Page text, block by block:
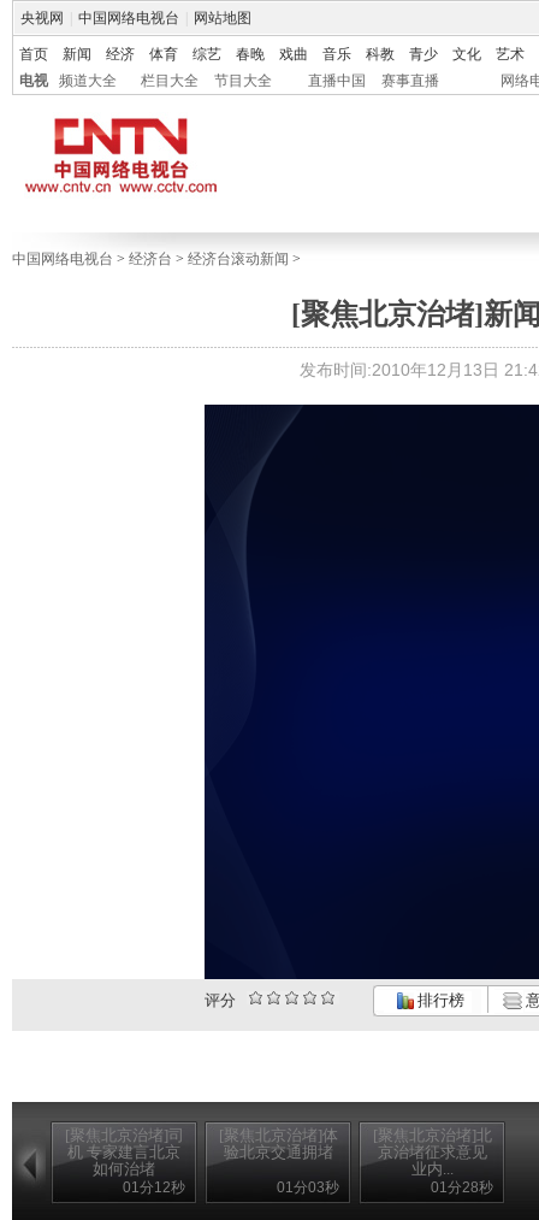
央视网 中国网络电视台 网站地图
首页 新闻 经济 体育 综艺 春晚 戏曲 音乐 科教 青少 文化
艺术
电视
频道大全 栏目大全 节目大全 直播中国 赛事直播 网络
中国网络电视台 > 经济台 > 经济台滚动新闻 >
[聚焦北京治堵]新
发布时间:2010年12月13日
评分 排行榜
[聚焦北京治堵]司
机 专家建言北京
如何治堵
01分12秒
[聚焦北京治堵]体
验北京交通拥堵
01分03秒
[聚焦北京治堵]北
京治堵征求意见
业内...
01分28秒